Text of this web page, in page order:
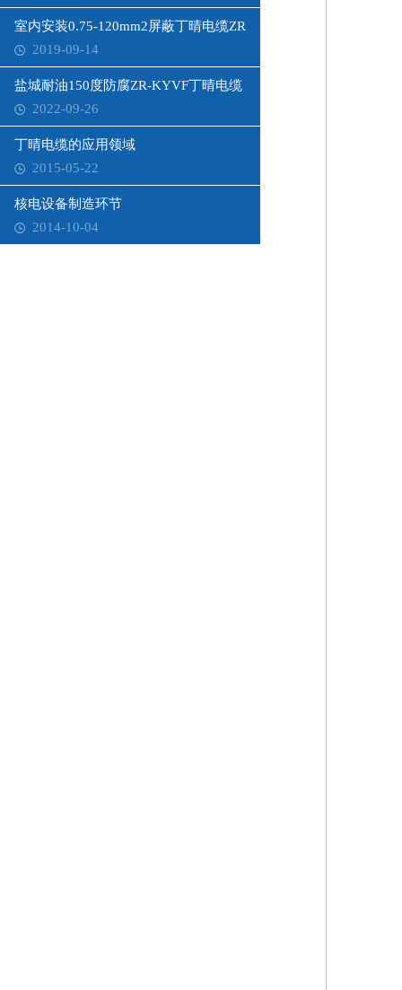
室内安装0.75-120mm2屏蔽丁晴电缆ZR-KYFFPB
2019-09-14
盐城耐油150度防腐ZR-KYVF丁晴电缆
2022-09-26
丁晴电缆的应用领域
2015-05-22
核电设备制造环节
2014-10-04